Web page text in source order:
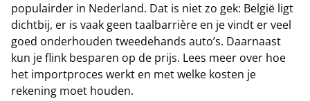
populairder in Nederland. Dat is niet zo gek: België ligt
dichtbij, er is vaak geen taalbarrière en je vindt er veel
goed onderhouden tweedehands auto’s. Daarnaast
kun je flink besparen op de prijs. Lees meer over hoe
het importproces werkt en met welke kosten je
rekening moet houden.